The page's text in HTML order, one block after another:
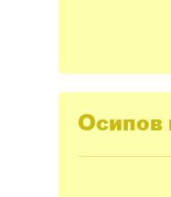
Осипов